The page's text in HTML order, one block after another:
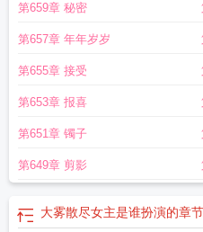
什么大雾散尽旧月安好 大雾散尽是什
你大雾散尽 大雾散尽不止清晨不止大雾
散尽看不明白结局
大雾散尽未删减全
想吗大雾散尽张柳岭重生了吗 大雾散
的文案 大雾散尽短剧免费观看 大雾散
尽 短剧大雾散去我在无人处爱你出处
么大雾散尽免费完整版大雾散去我在
谁杀的不止清晨
第659章 秘密
第657章 年年岁岁
第655章 接受
第653章 报喜
第651章 镯子
第649章 剪影
大雾散尽女主是谁扮演的章